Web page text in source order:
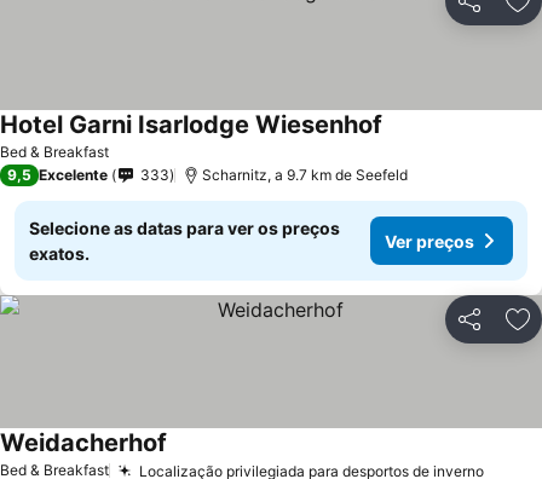
Partilhar
Bed & Breakfast
Hotel Garni Isarlodge Wiesenhof
9,5 Excelente 333 Scharnitz, a 9.7 km de Seefeld
Selecione as datas para ver os preços
exatos.
Ver preços
Partilhar
Bed & Breakfast Localização privilegiada para desportos de inverno
Weidacherhof